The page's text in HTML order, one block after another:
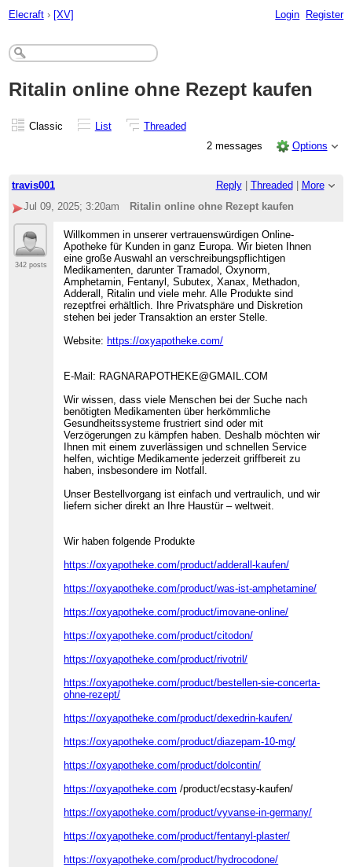
Elecraft › [XV] Login Register
Ritalin online ohne Rezept kaufen
Classic List
Threaded
2 messages
Options
travis001 Reply| Threaded
More
Jul 09, 2025; 3:20am
Ritalin online ohne Rezept kaufen
342 posts
Willkommen in unserer vertrauenswürdigen Online-
Apotheke für Kunden in ganz Europa. Wir bieten Ihnen
eine große Auswahl an verschreibungspflichtigen
Medikamenten, darunter Tramadol, Oxynorm,
Amphetamin, Fentanyl, Subutex, Xanax, Methadon,
Adderall, Ritalin und viele mehr. Alle Produkte sind
rezeptfrei erhältlich. Ihre Privatsphäre und Diskretion
stehen bei jeder Transaktion an erster Stelle.
Website: https://oxyapotheke.com/
E-Mail: RAGNARAPOTHEKE@GMAIL.COM
Wir wissen, dass viele Menschen bei der Suche nach
benötigten Medikamenten über herkömmliche
Gesundheitssysteme frustriert sind oder mit
Verzögerungen zu kämpfen haben. Deshalb möchten wir
Ihnen mit einem zuverlässigen und schnellen Service
helfen, wichtige Medikamente jederzeit griffbereit zu
haben, insbesondere im Notfall.
Unser Bestellvorgang ist einfach und vertraulich, und wir
liefern sicher direkt an Ihre Haustür – weltweit.
Wir haben folgende Produkte
https://oxyapotheke.com/product/adderall-kaufen/
https://oxyapotheke.com/product/was-ist-amphetamine/
https://oxyapotheke.com/product/imovane-online/
https://oxyapotheke.com/product/citodon/
https://oxyapotheke.com/product/rivotril/
https://oxyapotheke.com/product/bestellen-sie-concerta-
ohne-rezept/
https://oxyapotheke.com/product/dexedrin-kaufen/
https://oxyapotheke.com/product/diazepam-10-mg/
https://oxyapotheke.com/product/dolcontin/
https://oxyapotheke.com /product/ecstasy-kaufen/
https://oxyapotheke.com/product/vyvanse-in-germany/
https://oxyapotheke.com/product/fentanyl-plaster/
https://oxyapotheke.com/product/hydrocodone/